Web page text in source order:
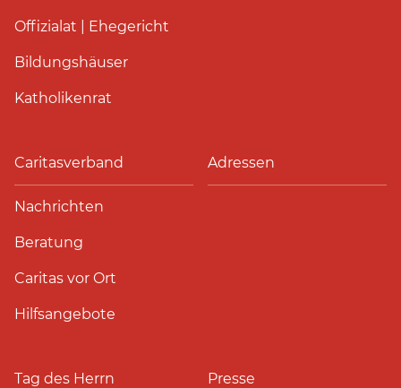
Offizialat | Ehegericht
Bildungshäuser
Katholikenrat
Caritasverband
Nachrichten
Beratung
Caritas vor Ort
Hilfsangebote
Adressen
Tag des Herrn Presse